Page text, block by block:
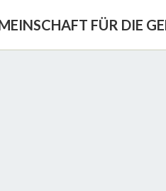
FÜR DIE